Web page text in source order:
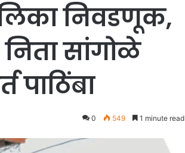
निवडणूक,
निता सांगोळे
पाठिंबा
0 549 1 minute read